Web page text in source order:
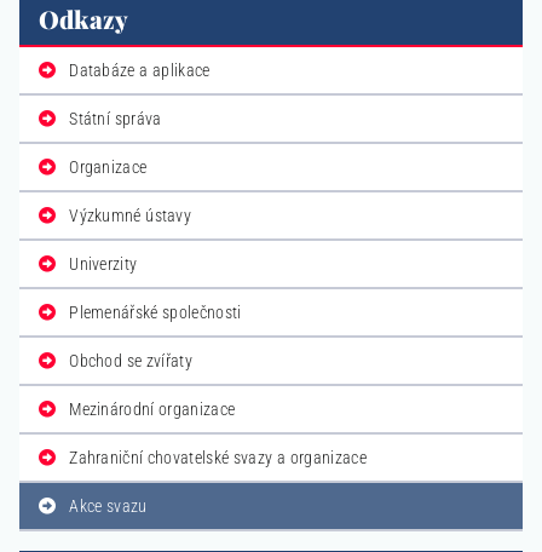
Odkazy
Databáze a aplikace
Státní správa
Organizace
Výzkumné ústavy
Univerzity
Plemenářské společnosti
Obchod se zvířaty
Mezinárodní organizace
Zahraniční chovatelské svazy a organizace
Akce svazu